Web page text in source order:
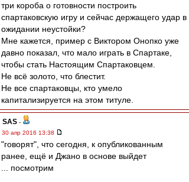
три короба о готовности построить
спартаковскую игру и сейчас держащего удар в
ожидании неустойки?
Мне кажется, пример с Виктором Онопко уже
давно показал, что мало играть в Спартаке,
чтобы стать Настоящим Спартаковцем.
Не всё золото, что блестит.
Не все спартаковцы, кто умело
капитализируется на этом титуле.
SAS -
30 апр 2016 13:38
"говорят", что сегодня, к опубликованным
ранее, ещё и Джано в основе выйдет
... посмотрим